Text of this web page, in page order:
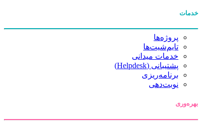
خدمات
پروژه‌ها
تایم‌شیت‌ها
خدمات میدانی
پشتیبانی (Helpdesk)
برنامه‌ریزی
نوبت‌دهی
بهره‌وری